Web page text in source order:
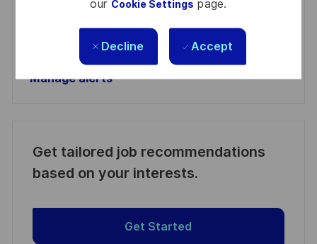
our Cookie Settings page.
Decline Accept
Activate
Manage alerts
Manage alerts
Get tailored job recommendations
based on your interests.
Get Started